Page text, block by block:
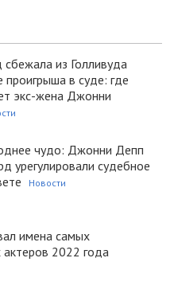
из Голливуда
проигрыша в суде: где
экс-жена Джонни
чудо: Джонни Депп
урегулировали судебное
Новости
имена самых
актеров 2022 года